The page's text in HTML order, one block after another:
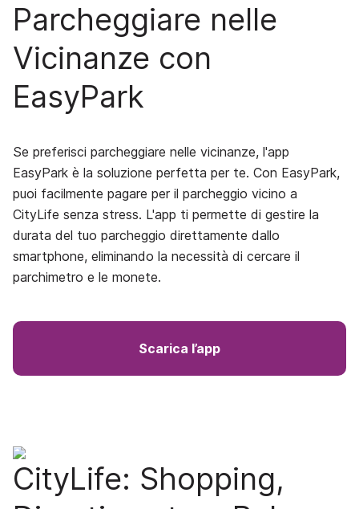
Parcheggiare nelle
Vicinanze con
EasyPark
Se preferisci parcheggiare nelle vicinanze, l'app
EasyPark è la soluzione perfetta per te. Con EasyPark,
puoi facilmente pagare per il parcheggio vicino a
CityLife senza stress. L'app ti permette di gestire la
durata del tuo parcheggio direttamente dallo
smartphone, eliminando la necessità di cercare il
parchimetro e le monete.
Scarica l’app
CityLife: Shopping,